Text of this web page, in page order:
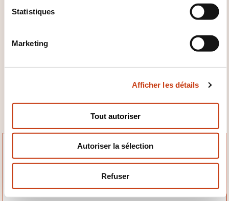
n
n
Statistiques
Marketing
Afficher les détails
Tout autoriser
Autoriser la sélection
Refuser
Le 20/08
Langue de la session